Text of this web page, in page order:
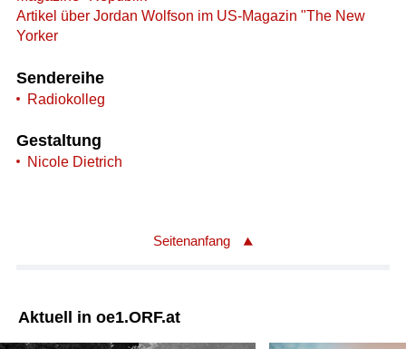
Artikel über Jordan Wolfson im US-Magazin "The New
Yorker
Sendereihe
Radiokolleg
Gestaltung
Nicole Dietrich
Seitenanfang
Aktuell in oe1.ORF.at